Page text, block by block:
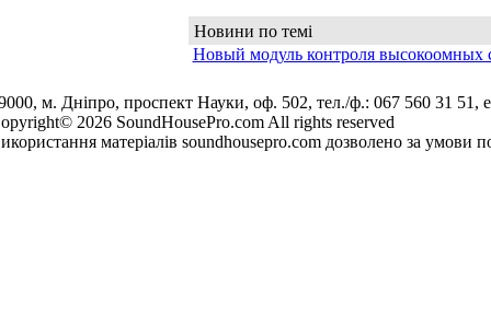
Новини по темі
Новый модуль контроля высокоомных
м. Дніпро, проспект Науки, оф. 502, тел./ф.: 067 560 31 51,
2026 SoundHousePro.com All rights reserved
матеріалів soundhousepro.com дозволено за умови